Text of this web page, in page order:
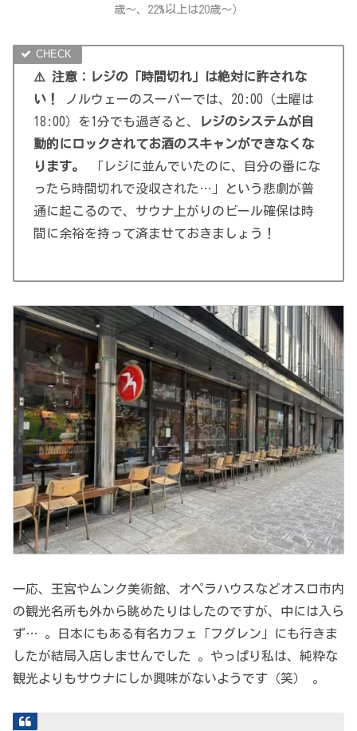
歳〜、22%以上は20歳〜）
⚠️ 注意：レジの「時間切れ」は絶対に許されな
い！
ノルウェーのスーパーでは、20:00（土曜は
18:00）を1分でも過ぎると、
レジのシステムが自
動的にロックされてお酒のスキャンができなくな
ります。
「レジに並んでいたのに、自分の番にな
ったら時間切れで没収された…」という悲劇が普
通に起こるので、サウナ上がりのビール確保は時
間に余裕を持って済ませておきましょう！
一応、王宮やムンク美術館、オペラハウスなどオスロ市内
の観光名所も外から眺めたりはしたのですが、中には入ら
ず… 。日本にもある有名カフェ「フグレン」にも行きま
したが結局入店しませんでした 。やっぱり私は、純粋な
観光よりもサウナにしか興味がないようです（笑） 。